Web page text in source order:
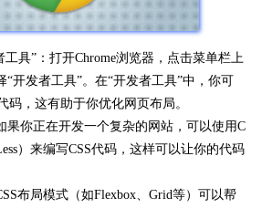
工具”：打开Chrome浏览器，点击菜单栏上
“开发者工具”。在“开发者工具”中，你可
码，这有助于你优化网页布局。
果你正在开发一个复杂的网站，可以使用C
）来编写CSS代码，这样可以让你的代码
布局模式（如Flexbox、Grid等）可以帮